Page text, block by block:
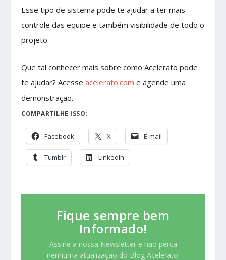
Esse tipo de sistema pode te ajudar a ter mais
controle das equipe e também visibilidade de todo o
projeto.
Que tal conhecer mais sobre como Acelerato pode
te ajudar? Acesseacelerato.com e agende uma
demonstração.
COMPARTILHE ISSO:
Facebook X E-mail
Tumblr LinkedIn
Fique sempre bem
Informado!
Assine a nossa Newsletter e não perca
nenhuma atualização do Blog Acelerato.